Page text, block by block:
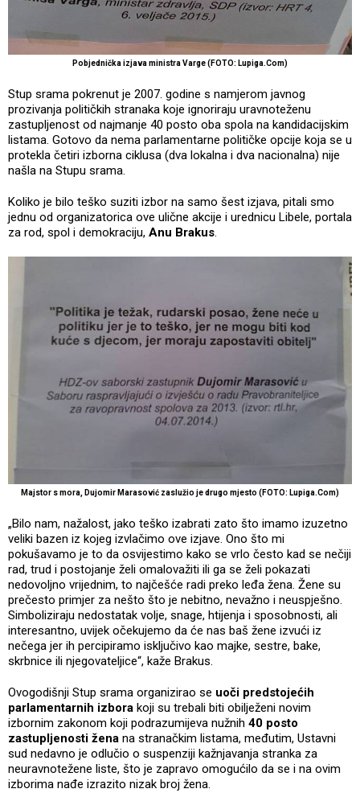
Pobjednička izjava ministra Varge (FOTO: Lupiga.Com)
Stup srama pokrenut je 2007. godine s namjerom javnog
prozivanja političkih stranaka koje ignoriraju uravnoteženu
zastupljenost od najmanje 40 posto oba spola na kandidacijskim
listama. Gotovo da nema parlamentarne političke opcije koja se u
protekla četiri izborna ciklusa (dva lokalna i dva nacionalna) nije
našla na Stupu srama.
Koliko je bilo teško suziti izbor na samo šest izjava, pitali smo
jednu od organizatorica ove ulične akcije i urednicu Libele, portala
za rod, spol i demokraciju, Anu Brakus.
Majstor s mora, Dujomir Marasović zaslužio je drugo mjesto (FOTO: Lupiga.Com)
„Bilo nam, nažalost, jako teško izabrati zato što imamo izuzetno
veliki bazen iz kojeg izvlačimo ove izjave. Ono što mi
pokušavamo je to da osvijestimo kako se vrlo često kad se nečiji
rad, trud i postojanje želi omalovažiti ili ga se želi pokazati
nedovoljno vrijednim, to najčešće radi preko leđa žena. Žene su
prečesto primjer za nešto što je nebitno, nevažno i neuspješno.
Simboliziraju nedostatak volje, snage, htijenja i sposobnosti, ali
interesantno, uvijek očekujemo da će nas baš žene izvući iz
nečega jer ih percipiramo isključivo kao majke, sestre, bake,
skrbnice ili njegovateljice“, kaže Brakus.
Ovogodišnji Stup srama organizirao se uoči predstojećih
parlamentarnih izbora koji su trebali biti obilježeni novim
izbornim zakonom koji podrazumijeva nužnih 40 posto
zastupljenosti žena na stranačkim listama, međutim, Ustavni
sud nedavno je odlučio o suspenziji kažnjavanja stranka za
neuravnotežene liste, što je zapravo omogućilo da se i na ovim
izborima nađe izrazito nizak broj žena.